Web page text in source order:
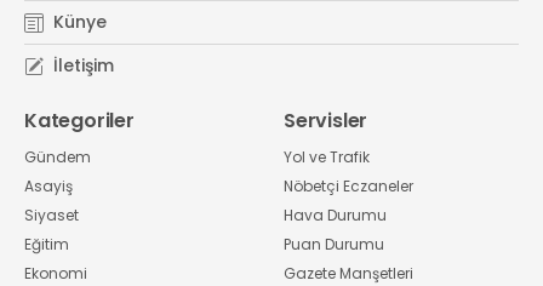
Künye
İletişim
Kategoriler
Gündem
Asayiş
Siyaset
Eğitim
Ekonomi
Servisler
Yol ve Trafik
Nöbetçi Eczaneler
Hava Durumu
Puan Durumu
Gazete Manşetleri